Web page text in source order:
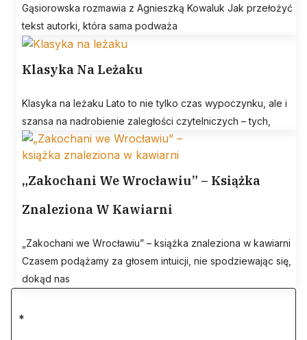
Gąsiorowska rozmawia z Agnieszką Kowaluk Jak przełożyć
tekst autorki, która sama podważa
Klasyka Na Leżaku
Klasyka na leżaku Lato to nie tylko czas wypoczynku, ale i
szansa na nadrobienie zaległości czytelniczych – tych,
„Zakochani We Wrocławiu” – Książka
Znaleziona W Kawiarni
„Zakochani we Wrocławiu” – książka znaleziona w kawiarni
Czasem podążamy za głosem intuicji, nie spodziewając się,
dokąd nas
*